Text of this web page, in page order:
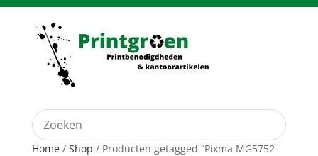
Home/ Shop / Producten getagged “Pixma MG5752